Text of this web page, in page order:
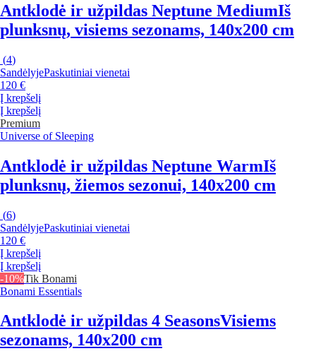
Antklodė ir užpildas Neptune MediumIš
plunksnų, visiems sezonams, 140x200 cm
(4)
SandėlyjePaskutiniai vienetai
120 €
Į krepšelį
Į krepšelį
Premium
Universe of Sleeping
Antklodė ir užpildas Neptune WarmIš
plunksnų, žiemos sezonui, 140x200 cm
(6)
SandėlyjePaskutiniai vienetai
120 €
Į krepšelį
Į krepšelį
-10%Tik Bonami
Bonami Essentials
Antklodė ir užpildas 4 SeasonsVisiems
sezonams, 140x200 cm